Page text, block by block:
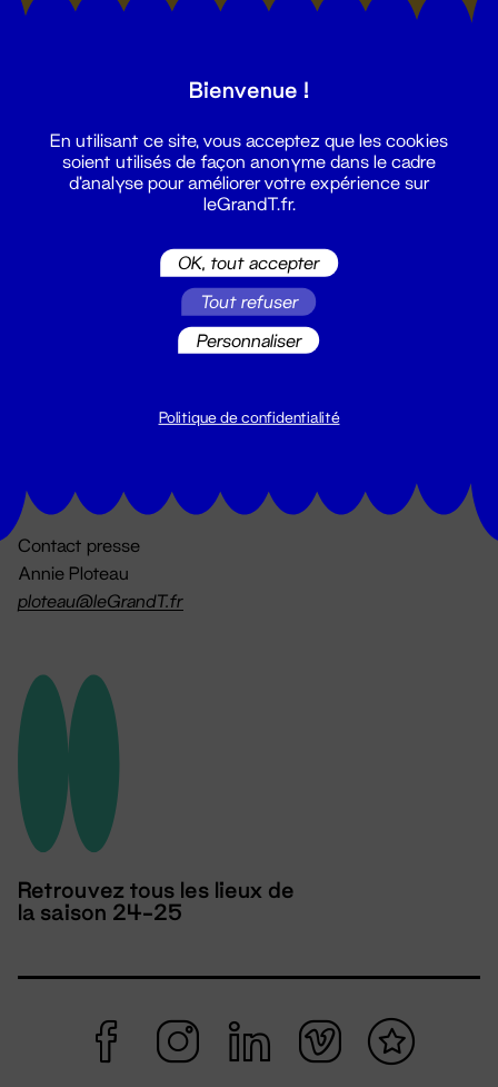
billetterie@leGrandT.fr
Contact presse
Annie Ploteau
ploteau@leGrandT.fr
Retrouvez tous les lieux de
la saison 24-25
Bienvenue !
En utilisant ce site, vous acceptez que les cookies
soient utilisés de façon anonyme dans le cadre
d'analyse pour améliorer votre expérience sur
leGrandT.fr.
OK, tout accepter
Tout refuser
Personnaliser
Politique de confidentialité